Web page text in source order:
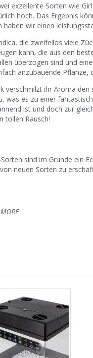
exzellente Sorten wie
hoch. Das Ergebnis
haben wir einen
die zweifellos viele
kann, die aus den
überzogen sind und
anzubauende
verschmilzt ihr Aroma
was es zu einer
ist und doch zur
tollen Rausch!
sind im Grunde ein
neuen Sorten zu